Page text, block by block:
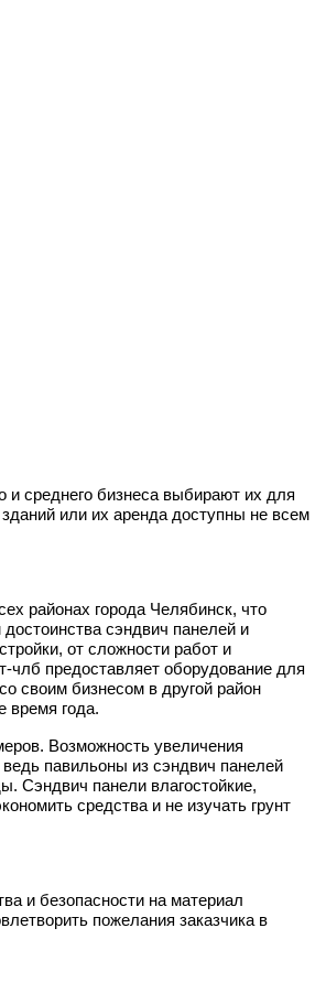
и среднего бизнеса выбирают их для
или их аренда доступны не всем
районах города Челябинск, что
сэндвич панелей и
от сложности работ и
члб предоставляет оборудование для
своим бизнесом в другой район
время года.
Возможность увеличения
павильоны из сэндвич панелей
Сэндвич панели влагостойкие,
средства и не изучать грунт
и безопасности на материал
пожелания заказчика в